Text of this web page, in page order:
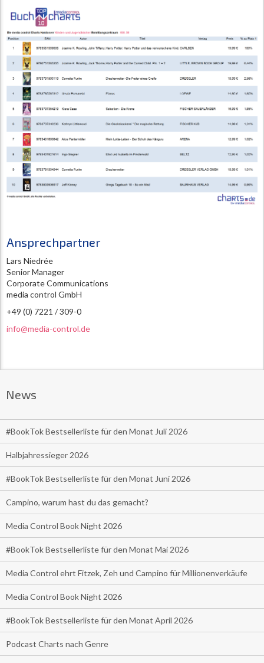
Ansprechpartner
Lars Niedrée
Senior Manager
Corporate Communications
media control GmbH
+49 (0) 7221 / 309-0
info@media-control.de
News
#BookTok Bestsellerliste für den Monat Juli 2026
Halbjahressieger 2026
#BookTok Bestsellerliste für den Monat Juni 2026
Campino, warum hast du das gemacht?
Media Control Book Night 2026
#BookTok Bestsellerliste für den Monat Mai 2026
Media Control ehrt Fitzek, Zeh und Campino für Millionenverkäufe
Media Control Book Night 2026
#BookTok Bestsellerliste für den Monat April 2026
Podcast Charts nach Genre